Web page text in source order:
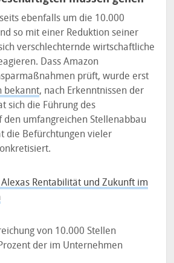
ebenfalls um die 10.000
so mit einer Reduktion seiner
verschlechternde wirtschaftliche
Dass Amazon
prüft, wurde erst
bekannt, nach Erkenntnissen der
sich die Führung des
den umfangreichen Stellenabbau
die Befürchtungen vieler
Rentabilität und Zukunft im
von 10.000 Stellen
der im Unternehmen